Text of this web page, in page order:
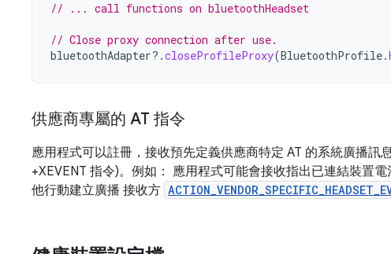
// ... call functions on bluetoothHeadset
// Close proxy connection after use.
bluetoothAdapter?.closeProfileProxy(BluetoothProfile.
供應商專屬的 AT 指令
應用程式可以註冊，接收預先定義供應商特定 AT 的系統廣播訊
+XEVENT 指令)。例如： 應用程式可能會接收指出已連結裝置
他行動建立廣播 接收方